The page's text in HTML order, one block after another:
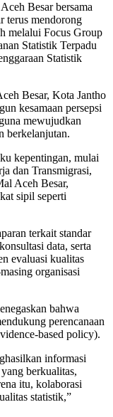
Besar bersama
terus mendorong
melalui Focus Group
Statistik Terpadu
Statistik
Besar, Kota Jantho
kesamaan persepsi
mewujudkan
berkelanjutan.
kepentingan, mulai
dan Transmigrasi,
Aceh Besar,
sipil seperti
terkait standar
data, serta
evaluasi kualitas
organisasi
bahwa
perencanaan
based policy).
informasi
berkualitas,
itu, kolaborasi
statistik,”